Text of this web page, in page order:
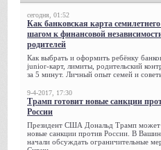
сегодня, 01:52
Как банковская карта
шагом к финансовой
родителей
Как выбрать и оформить ребёнку
junior-карт, лимиты, родительский
за 5 минут. Личный опыт семей и
9-4-2017, 17:30
Трамп готовит новые санкции
России
Президент США Дональд Трамп может
новые санкции против России. В
начали обсуждать ограничительные